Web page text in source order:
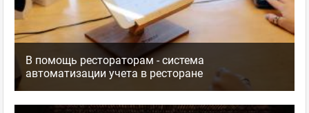
В помощь рестораторам - система
автоматизации учета в ресторане